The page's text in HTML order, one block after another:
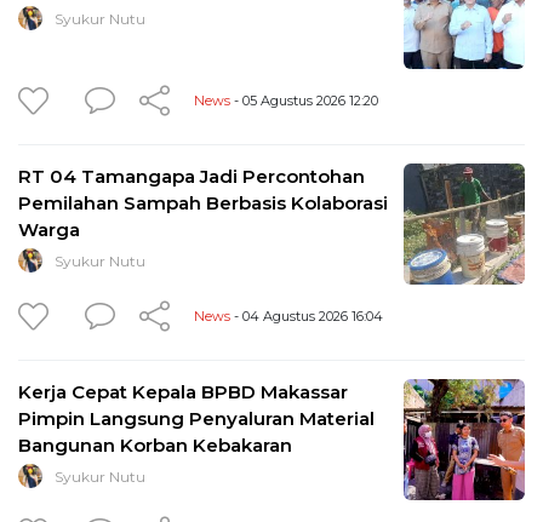
Syukur Nutu
News - 05 Agustus 2026 12:20
RT 04 Tamangapa Jadi Percontohan
Pemilahan Sampah Berbasis Kolaborasi
Warga
Syukur Nutu
News - 04 Agustus 2026 16:04
Kerja Cepat Kepala BPBD Makassar
Pimpin Langsung Penyaluran Material
Bangunan Korban Kebakaran
Syukur Nutu